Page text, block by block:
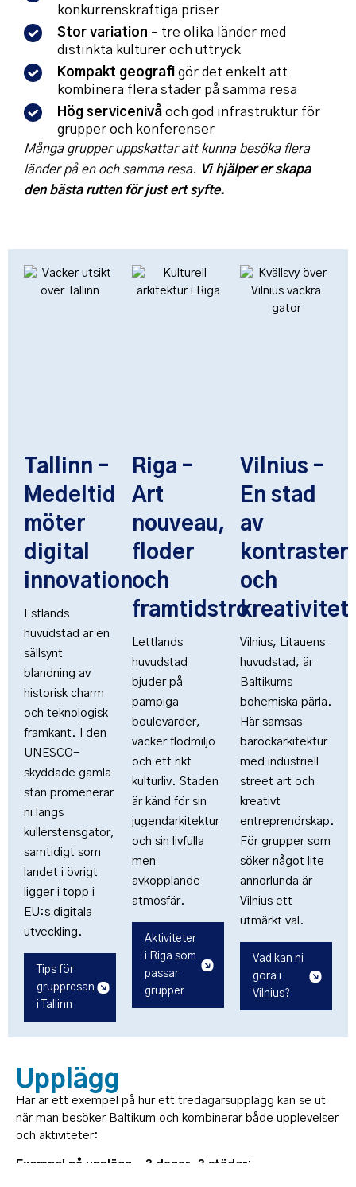
konkurrenskraftiga priser
Stor variation – tre olika länder med
distinkta kulturer och uttryck
Kompakt geografigör det enkelt att
kombinera flera städer på samma resa
Hög servicenivåoch god infrastruktur för
grupper och konferenser
Många grupper uppskattar att kunna besöka flera
länder på en och samma resa. Vi hjälper er skapa
den bästa rutten för just ert syfte.
Tallinn –
Medeltid
möter
digital
innovation
Estlands
huvudstad är en
sällsynt
blandning av
historisk charm
och teknologisk
framkant. I den
UNESCO-
skyddade gamla
stan promenerar
ni längs
kullerstensgator,
samtidigt som
landet i övrigt
ligger i topp i
EU:s digitala
utveckling.
Tips för
gruppresan
i Tallinn
Riga –
Art
nouveau,
floder
och
framtidstro
Lettlands
huvudstad
bjuder på
pampiga
boulevarder,
vacker flodmiljö
och ett rikt
kulturliv. Staden
är känd för sin
jugendarkitektur
och sin livfulla
men
avkopplande
atmosfär.
Aktiviteter
i Riga som
passar
grupper
Vilnius –
En stad
av
kontraster
och
kreativitet
Vilnius, Litauens
huvudstad, är
Baltikums
bohemiska pärla.
Här samsas
barockarkitektur
med industriell
street art och
kreativt
entreprenörskap.
För grupper som
söker något lite
annorlunda är
Vilnius ett
utmärkt val.
Vad kan ni
göra i
Vilnius?
Upplägg
Här är ett exempel på hur ett tredagarsupplägg kan se ut
när man besöker Baltikum och kombinerar både upplevelser
och aktiviteter:
Exempel på upplägg – 3 dagar, 3 städer: